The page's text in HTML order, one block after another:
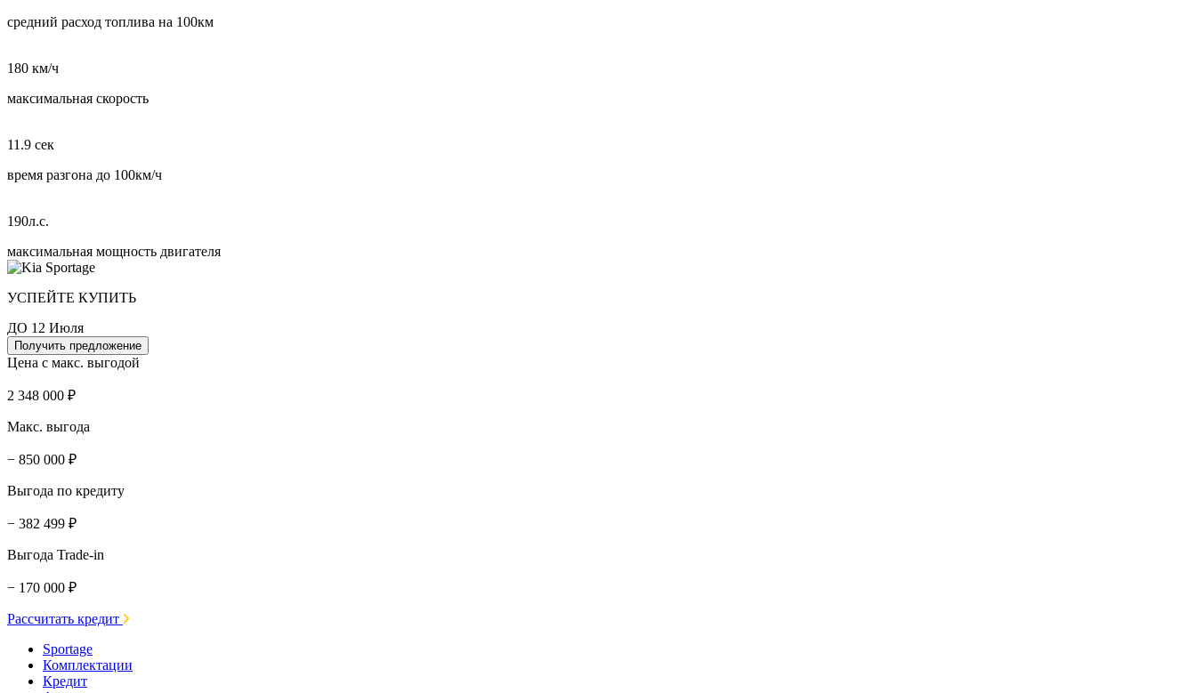
средний расход топлива на 100км
180 км/ч
максимальная скорость
11.9 сек
время разгона до 100км/ч
190л.с.
максимальная мощность двигателя
УСПЕЙТЕ КУПИТЬ
ДО 12 Июля
Получить предложение
Цена с макс. выгодой
2 348 000 ₽
Макс. выгода
− 850 000 ₽
Выгода по кредиту
− 382 499 ₽
Выгода Trade-in
− 170 000 ₽
Рассчитать кредит
Sportage
Комплектации
Кредит